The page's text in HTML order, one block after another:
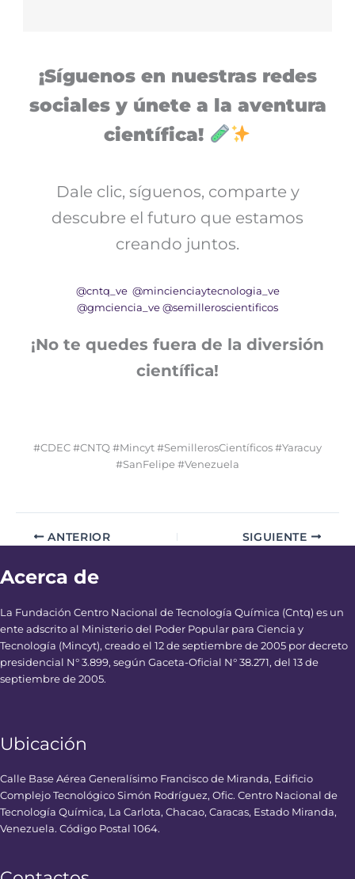
¡Síguenos en nuestras redes
sociales y únete a la aventura
científica!
Dale clic, síguenos, comparte y
descubre el futuro que estamos
creando juntos.
@cntq_ve @mincienciaytecnologia_ve
@gmciencia_ve @semilleroscientificos
¡No te quedes fuera de la diversión
científica!
#CDEC #CNTQ #Mincyt #SemillerosCientíficos #Yaracuy
#SanFelipe #Venezuela
ANTERIOR SIGUIENTE
Acerca de
La Fundación Centro Nacional de Tecnología Química (Cntq) es un
ente adscrito al Ministerio del Poder Popular para Ciencia y
Tecnología (Mincyt), creado el 12 de septiembre de 2005 por decreto
presidencial N° 3.899, según Gaceta-Oficial N° 38.271, del 13 de
septiembre de 2005.
Ubicación
Calle Base Aérea Generalísimo Francisco de Miranda, Edificio
Complejo Tecnológico Simón Rodríguez, Ofic. Centro Nacional de
Tecnología Química, La Carlota, Chacao, Caracas, Estado Miranda,
Venezuela. Código Postal 1064.